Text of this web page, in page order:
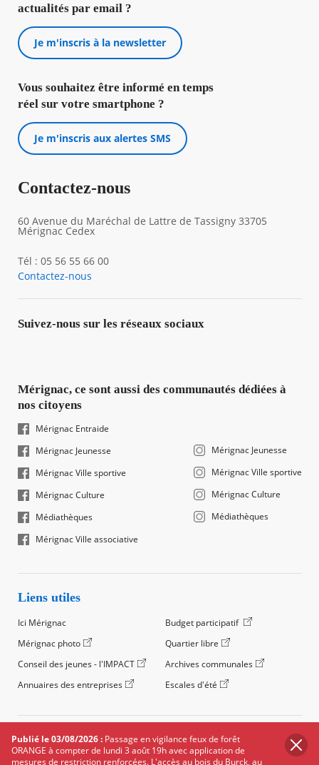
Publié le 03/08/2026 : Passage en vigilance feux de forêt
ORANGE à compter de lundi 3 août 19h avec application de
mesures de restriction renforcées. L'accès au bois du Burck, au
actualités par email ?
Je m'inscris à la newsletter
Vous souhaitez être informé en temps
réel sur votre smartphone ?
Je m'inscris aux alertes SMS
Contactez-nous
60 Avenue du Maréchal de Lattre de Tassigny 33705
Mérignac Cedex
Tél : 05 56 55 66 00
Contactez-nous
Suivez-nous sur les réseaux sociaux
Mérignac, ce sont aussi des communautés dédiées à
nos citoyens
Mérignac Entraide
Mérignac Jeunesse
Mérignac Ville sportive
Mérignac Culture
Médiathèques
Mérignac Ville associative
Mérignac Jeunesse
Mérignac Ville sportive
Mérignac Culture
Médiathèques
Liens utiles
Ici Mérignac
Budget participatif
Mérignac photo
Quartier libre
Conseil des jeunes - l'IMPACT
Archives communales
Annuaires des entreprises
Escales d'été
©2024 Ville de Mérignac, Tous droits réservés
Footer Mentions légales Salle de presse Recrutement